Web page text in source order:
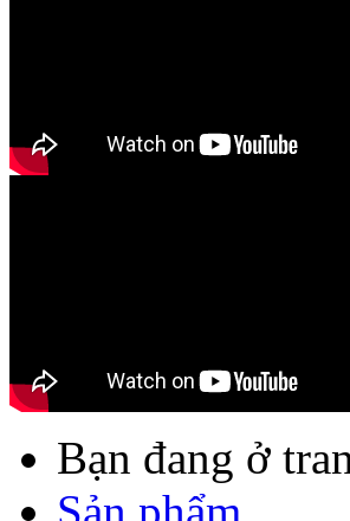
Bạn đang ở
Sản phẩm